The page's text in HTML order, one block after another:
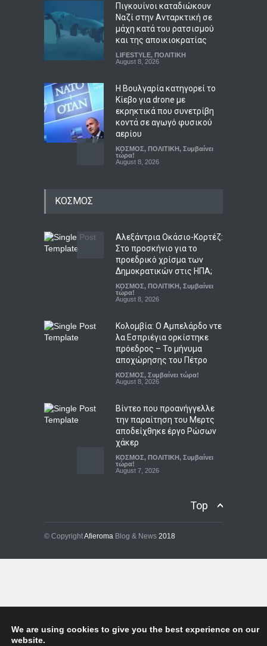
Πιγκουίνοι καταδιώκουν
Ναζί στην Ανταρκτική σε
μάχη κατά του ρατσισμού
και της αποικιοκρατίας
LIFESTYLE, ΠΟΛΙΤΙΚΗ
August 8, 2026
Η Βουλγαρία κατηγορεί το
Κίεβο για drone με
εκρηκτικά που συνετρίβη
κοντά σε αγωγό φυσικού
αερίου
ΚΟΣΜΟΣ, ΠΟΛΙΤΙΚΗ, Συμβαίνει
τώρα!
August 8, 2026
ΕΛΛΑΔΑ,ΚΟΙΝΩΝΙΚΑ,Συμβαίνει
τώρα!
August 8, 2026
Ο αόρατος κίνδυνος που
απειλεί τις ευρωπαϊκές
τράπεζες
August 8, 2026
ΚΟΣΜΟΣ
Αλεξάντρια Οκάσιο-Κορτέζ:
Στο προσκήνιο για το
προεδρικό χρίσμα των
Δημοκρατικών στις ΗΠΑ;
ΚΟΣΜΟΣ, ΠΟΛΙΤΙΚΗ, Συμβαίνει
τώρα!
August 8, 2026
Κολομβία: Ο Αμπελάρδο ντε
λα Εσπριέγια ορκίστηκε
πρόεδρος – Το μήνυμα
αποχώρησης του Πέτρο
ΚΟΣΜΟΣ, Συμβαίνει τώρα!
August 8, 2026
Βίντεο που προανήγγελλε
την παραίτηση του Μερτς
αποδείχθηκε έργο Ρώσων
χάκερ
ΚΟΣΜΟΣ, ΠΟΛΙΤΙΚΗ, Συμβαίνει
τώρα!
August 7, 2026
κοντά σε αγωγό φυσικού
αερίου
ΚΟΣΜΟΣ,ΠΟΛΙΤΙΚΗ,Συμβαίνει
αντιπολίτευσης εκτόξευσε
πρωθυπουργό Άλμπιν
Top
© CopyrightAfieroma Blog & News 2018
We are using cookies to give you the best experience on our
website.